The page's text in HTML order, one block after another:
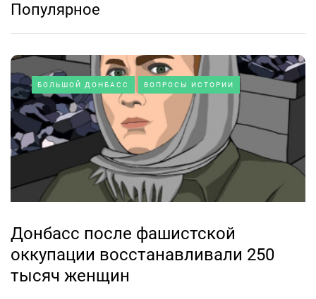
Популярное
БОЛЬШОЙ ДОНБАСС ВОПРОСЫ ИСТОРИИ
Донбасс после фашистской
оккупации восстанавливали 250
тысяч женщин